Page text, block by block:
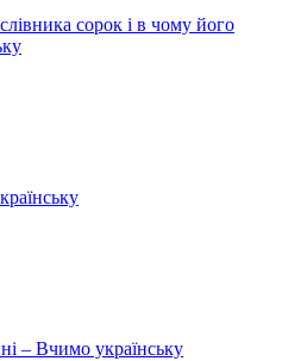
сорок і в чому його
– Вчимо українську